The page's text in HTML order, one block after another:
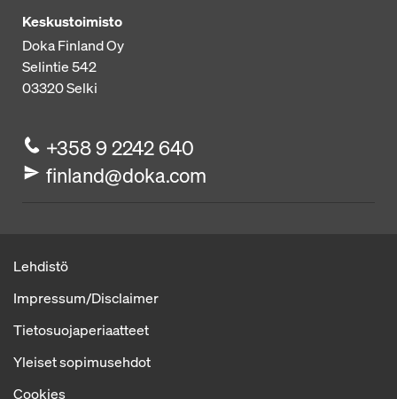
Keskustoimisto
Doka Finland Oy
Selintie 542
03320Selki
+358 9 2242 640
finland@doka.com
Lehdistö
Impressum/Disclaimer
Tietosuojaperiaatteet
Yleiset sopimusehdot
Cookies